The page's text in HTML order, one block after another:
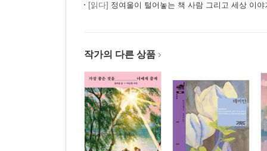
[읽다] 정여울이 털어놓는 책 사람 그리고 세상 이야
작가의 다른 상품